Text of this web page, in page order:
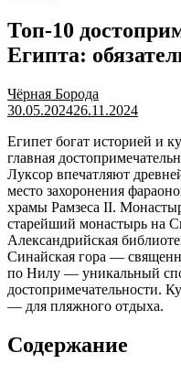
Топ-10
Египта:
Чёрная Борода
30.05.202426.11.2024
Египет богат историей и
главная
Луксор впечатляют
место захоронения
храмы Рамзеса II.
старейший монастырь на
Александрийская
Синайская гора —
по Нилу — уникальный
достопримечательности.
— для пляжного отдыха.
Содержание